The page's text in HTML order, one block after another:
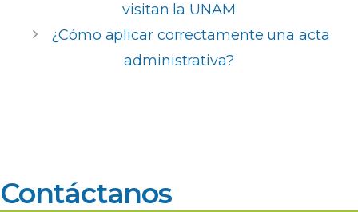
visitan la UNAM
¿Cómo aplicar correctamente una acta
administrativa?
Contáctanos